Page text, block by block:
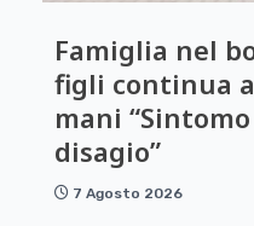
Famiglia nel
figli continua
mani
disagio”
7 Agosto 2026